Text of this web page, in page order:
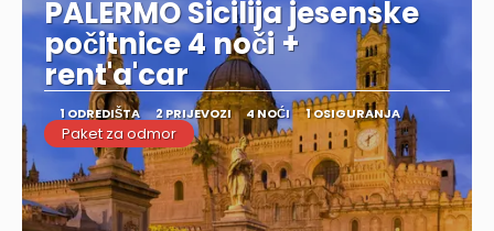
PALERMO Sicilija jesenske
počitnice 4 noči +
rent'a'car
1 ODREDIŠTA 2 PRIJEVOZI 4 NOĆI 1 OSIGURANJA
Paket za odmor